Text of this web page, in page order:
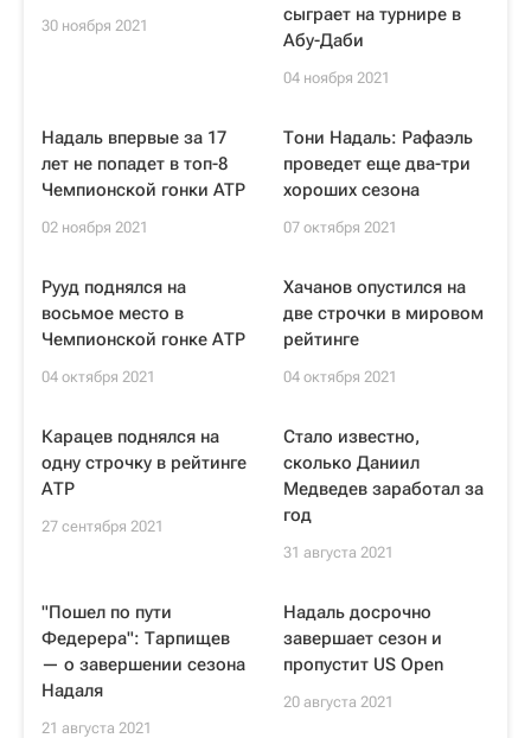
30 ноября 2021
сыграет на турнире в
Абу-Даби
04 ноября 2021
Надаль впервые за 17
лет не попадет в топ-8
Чемпионской гонки ATP
02 ноября 2021
Тони Надаль: Рафаэль
проведет еще два-три
хороших сезона
07 октября 2021
Рууд поднялся на
восьмое место в
Чемпионской гонке АТР
04 октября 2021
Хачанов опустился на
две строчки в мировом
рейтинге
04 октября 2021
Карацев поднялся на
одну строчку в рейтинге
АТР
27 сентября 2021
Стало известно,
сколько Даниил
Медведев заработал за
год
31 августа 2021
"Пошел по пути
Федерера": Тарпищев
— о завершении сезона
Надаля
21 августа 2021
Надаль досрочно
завершает сезон и
пропустит US Open
20 августа 2021